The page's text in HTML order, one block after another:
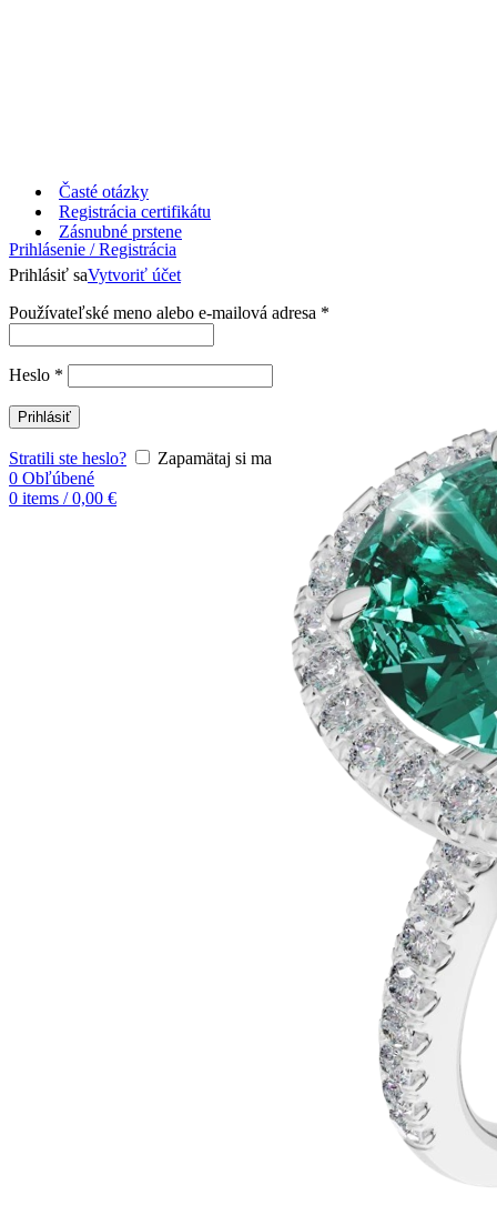
Časté otázky
Registrácia certifikátu
Prihlásenie / Registrácia
Prihlásiť saVytvoriť účet
Používateľské meno alebo e-mailová adresa *
Heslo *
Prihlásiť
Stratili ste heslo?
Zapamätaj si ma
0 Obľúbené
0 items / 0,00 €
Zásnubné prstene